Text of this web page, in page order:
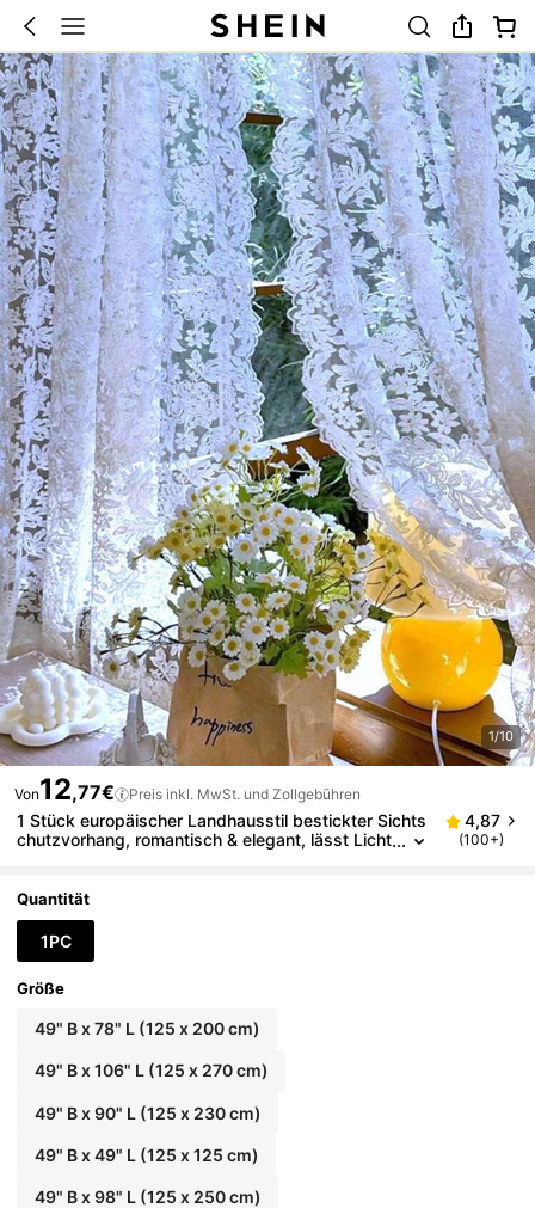
1/10
Von12,77€ Preis inkl. MwSt. und Zollgebühren
1 Stück europäischer Landhausstil bestickter Sichts
chutzvorhang, romantisch & elegant, lässt Licht
4,87
(100+)
Quantität
1PC
Größe
49" B x 78" L (125 x 200 cm)
49" B x 106" L (125 x 270 cm)
49" B x 90" L (125 x 230 cm)
49" B x 49" L (125 x 125 cm)
49" B x 98" L (125 x 250 cm)